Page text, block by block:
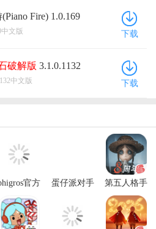
Fire) 1.0.169
文版 下载
破解版 3.1.0.1132
中文版 下载
官方
正版安卓
蛋仔派对手
最新版本
第五人格手
游最新版本